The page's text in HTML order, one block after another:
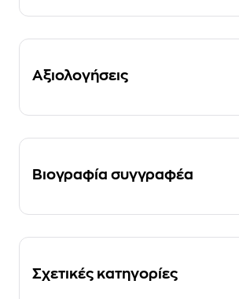
Αξιολογήσεις
Βιογραφία συγγραφέα
Σχετικές κατηγορίες